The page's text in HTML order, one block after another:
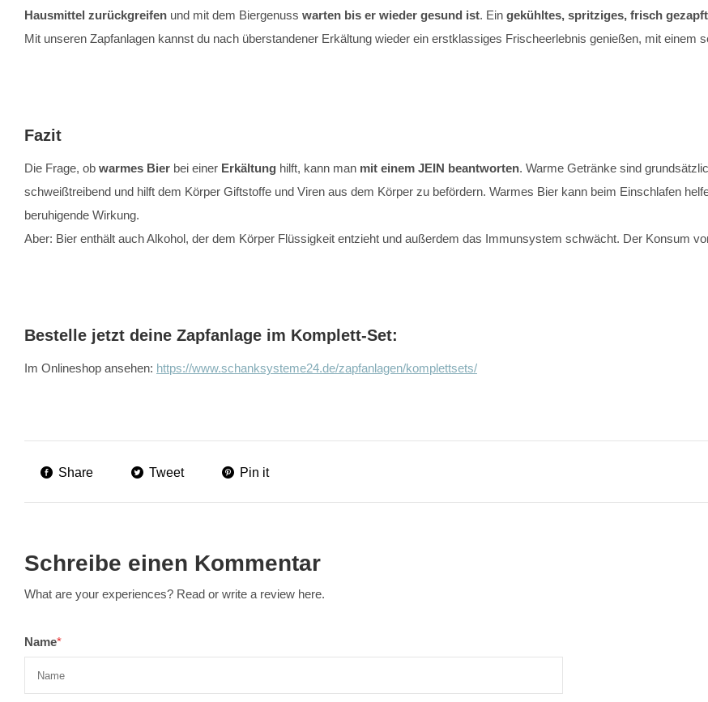
Hausmittel zurückgreifen und mit dem Biergenuss warten bis er wieder gesund ist. Ein gekühltes, spritziges, frisch
Mit unseren Zapfanlagen kannst du nach überstandener Erkältung wieder ein erstklassiges Frischeerlebnis genießen, mit einem
Fazit
Die Frage, ob warmes Bier bei einer Erkältung hilft, kann man mit einem JEIN beantworten. Warme Getränke sind
schweißtreibend und hilft dem Körper Giftstoffe und Viren aus dem Körper zu befördern. Warmes Bier kann beim Einschlafen
beruhigende Wirkung.
Aber: Bier enthält auch Alkohol, der dem Körper Flüssigkeit entzieht und außerdem das Immunsystem schwächt. Der Konsum
Bestelle jetzt deine Zapfanlage im Komplett-Set:
Im Onlineshop ansehen: https://www.schanksysteme24.de/zapfanlagen/komplettsets/
Share Tweet Pin it
Schreibe einen Kommentar
What are your experiences? Read or write a review here.
Name*